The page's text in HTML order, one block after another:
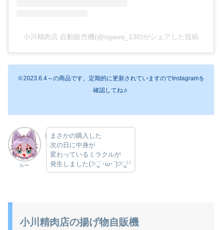
小川精肉店 自動販売機(@ogawa_130)がシェアした投稿
※2023.6.4～の商品です。定期的に更新されていますのでInstagramを
確認してね♬
ルー
まさかの購入した
次の日に中身が
変わっているミラクルが
発生しました(੭ु´･ω･`)੭ु⁾⁾
小川精肉店の揚げ物自販機